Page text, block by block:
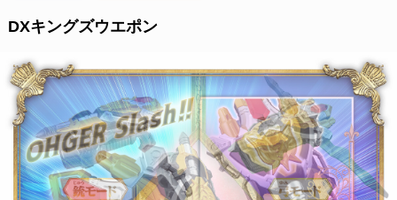
DXキングズウエポン